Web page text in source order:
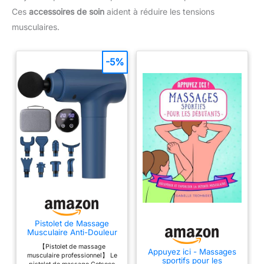
Ces accessoires de soin aident à réduire les tensions
musculaires.
Pistolet de Massage
Musculaire Anti-Douleur
Sportif, Massage Gun
Électrique Silencieux, 9
Têtes Interchangeables &
【Pistolet de massage
musculaire professionnel】 Le
-5%
Appuyez ici - Massages
sportifs pour les